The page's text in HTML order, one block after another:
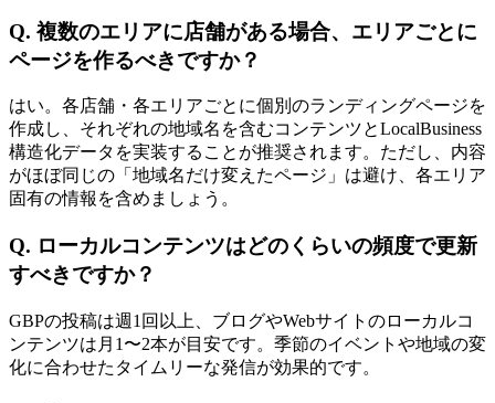
Q. 複数のエリアに店舗がある場合、エリアごとに
ページを作るべきですか？
はい。各店舗・各エリアごとに個別のランディングページを
作成し、それぞれの地域名を含むコンテンツとLocalBusiness
構造化データを実装することが推奨されます。ただし、内容
がほぼ同じの「地域名だけ変えたページ」は避け、各エリア
固有の情報を含めましょう。
Q. ローカルコンテンツはどのくらいの頻度で更新
すべきですか？
GBPの投稿は週1回以上、ブログやWebサイトのローカルコ
ンテンツは月1〜2本が目安です。季節のイベントや地域の変
化に合わせたタイムリーな発信が効果的です。